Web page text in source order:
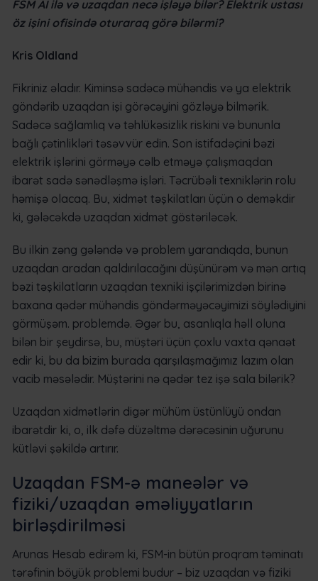
FSM AI ilə və uzaqdan necə işləyə bilər? Elektrik ustası
öz işini ofisində oturaraq görə bilərmi?
Kris Oldland
Fikriniz əladır. Kiminsə sadəcə mühəndis və ya elektrik
göndərib uzaqdan işi görəcəyini gözləyə bilmərik.
Sadəcə sağlamlıq və təhlükəsizlik riskini və bununla
bağlı çətinlikləri təsəvvür edin. Son istifadəçini bəzi
elektrik işlərini görməyə cəlb etməyə çalışmaqdan
ibarət sadə sənədləşmə işləri. Təcrübəli texniklərin rolu
həmişə olacaq. Bu, xidmət təşkilatları üçün o deməkdir
ki, gələcəkdə uzaqdan xidmət göstəriləcək.
Bu ilkin zəng gələndə və problem yarandıqda, bunun
uzaqdan aradan qaldırılacağını düşünürəm və mən artıq
bəzi təşkilatların uzaqdan texniki işçilərimizdən birinə
baxana qədər mühəndis göndərməyəcəyimizi söylədiyini
görmüşəm. problemdə. Əgər bu, asanlıqla həll oluna
bilən bir şeydirsə, bu, müştəri üçün çoxlu vaxta qənaət
edir ki, bu da bizim burada qarşılaşmağımız lazım olan
vacib məsələdir. Müştərini nə qədər tez işə sala bilərik?
Uzaqdan xidmətlərin digər mühüm üstünlüyü ondan
ibarətdir ki, o, ilk dəfə düzəltmə dərəcəsinin uğurunu
kütləvi şəkildə artırır.
Uzaqdan FSM-ə maneələr və
fiziki/uzaqdan əməliyyatların
birləşdirilməsi
Arunas Hesab edirəm ki, FSM-in bütün proqram təminatı
tərəfinin böyük problemi budur – biz uzaqdan və fiziki